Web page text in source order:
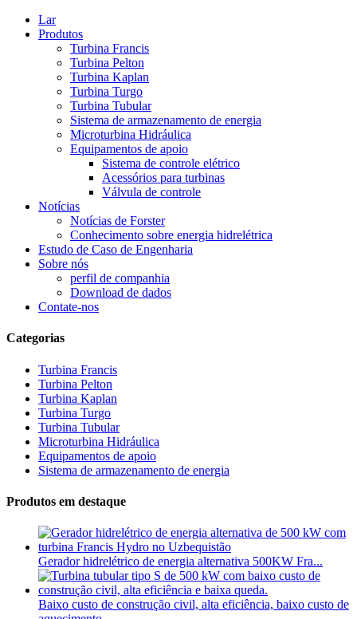
Lar
Produtos
Turbina Francis
Turbina Pelton
Turbina Kaplan
Turbina Turgo
Turbina Tubular
Sistema de armazenamento de energia
Microturbina Hidráulica
Equipamentos de apoio
Sistema de controle elétrico
Acessórios para turbinas
Válvula de controle
Notícias
Notícias de Forster
Conhecimento sobre energia hidrelétrica
Estudo de Caso de Engenharia
Sobre nós
perfil de companhia
Download de dados
Contate-nos
Categorias
Turbina Francis
Turbina Pelton
Turbina Kaplan
Turbina Turgo
Turbina Tubular
Microturbina Hidráulica
Equipamentos de apoio
Sistema de armazenamento de energia
Produtos em destaque
Gerador hidrelétrico de energia alternativa 500KW Fra...
Baixo custo de construção civil, alta eficiência, baixo custo de